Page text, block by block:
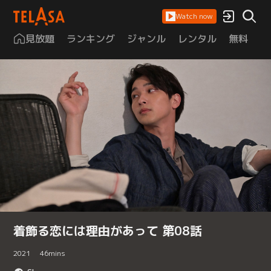
Watch now
見放題 ランキング ジャンル レンタル 無料
着飾る恋には理由があって 第08話
2021 46mins